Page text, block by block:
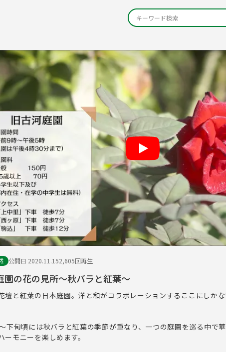
公開日 2020.11.152,605回再生
園の花の見所～秋バラと紅葉～
壇と紅葉の日本庭園。洋と和がコラボレーションするここにしか
下旬頃には秋バラと紅葉の季節が重なり、一つの庭園を巡る中で
ーモニーを楽しめます。